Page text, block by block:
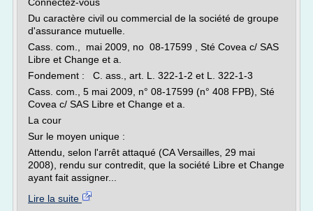
Du caractère civil ou commercial de la société de groupe
d'assurance mutuelle.
Cass. com., mai 2009, no 08-17599 , Sté Covea c/ SAS
Libre et Change et a.
Fondement : C. ass., art. L. 322-1-2 et L. 322-1-3
Cass. com., 5 mai 2009, n° 08-17599 (n° 408 FPB), Sté
Covea c/ SAS Libre et Change et a.
La cour
Sur le moyen unique :
Attendu, selon l'arrêt attaqué (CA Versailles, 29 mai
2008), rendu sur contredit, que la société Libre et Change
ayant fait assigner...
Lire la suite